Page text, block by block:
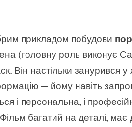
прикладом побудови
(головну роль виконує
Він настільки занурився
— йому навіть
і персональна, і
багатий на деталі, має